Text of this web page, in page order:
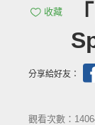
收藏
分享給好友：
觀看次數：